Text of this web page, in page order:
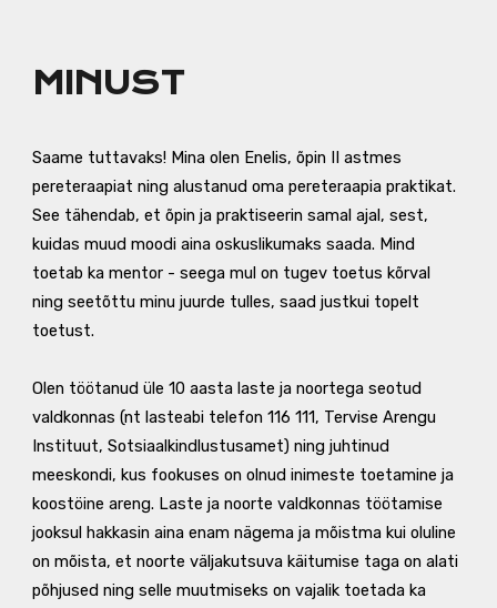
MINUST
Saame tuttavaks! Mina olen Enelis, õpin II astmes
pereteraapiat ning alustanud oma pereteraapia praktikat.
See tähendab, et õpin ja praktiseerin samal ajal, sest,
kuidas muud moodi aina oskuslikumaks saada. Mind
toetab ka mentor - seega mul on tugev toetus kõrval
ning seetõttu minu juurde tulles, saad justkui topelt
toetust.
Olen töötanud üle 10 aasta laste ja noortega seotud
valdkonnas (nt lasteabi telefon 116 111, Tervise Arengu
Instituut, Sotsiaalkindlustusamet) ning juhtinud
meeskondi, kus fookuses on olnud inimeste toetamine ja
koostöine areng. Laste ja noorte valdkonnas töötamise
jooksul hakkasin aina enam nägema ja mõistma kui oluline
on mõista, et noorte väljakutsuva käitumise taga on alati
põhjused ning selle muutmiseks on vajalik toetada ka